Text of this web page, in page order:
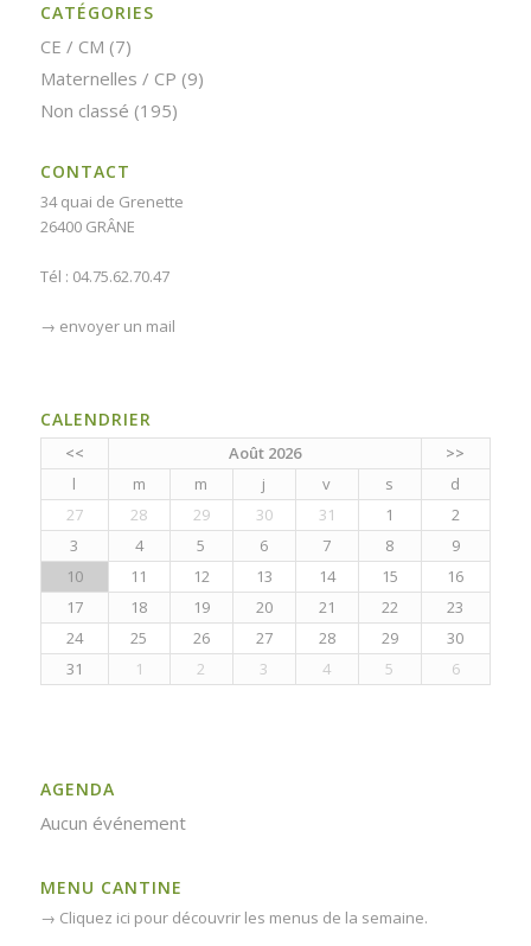
CATÉGORIES
CE / CM (7)
Maternelles / CP (9)
Non classé (195)
CONTACT
34 quai de Grenette
26400 GRÂNE
Tél : 04.75.62.70.47
→ envoyer un mail
CALENDRIER
<< Août 2026
>>
l
m m j v s
d
27
28 29 30 31 1
2
3
4 5 6 7 8
9
10
11 12 13 14 15
16
17
18 19 20 21 22
23
24
25 26 27 28 29
30
31
1 2 3 4 5 6
AGENDA
Aucun événement
MENU CANTINE
→ Cliquez ici pour découvrir les menus de la semaine.